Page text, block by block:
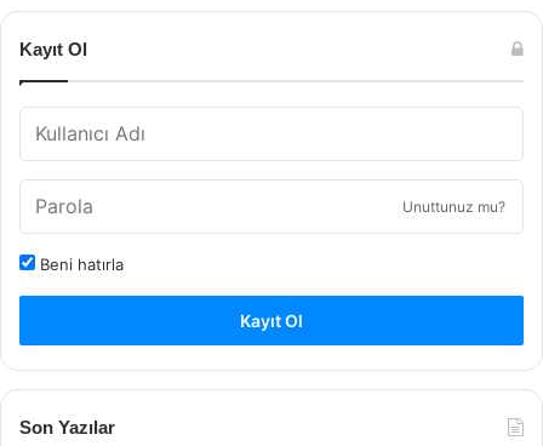
Kayıt Ol
Unuttunuz mu?
Beni hatırla
Kayıt Ol
Son Yazılar